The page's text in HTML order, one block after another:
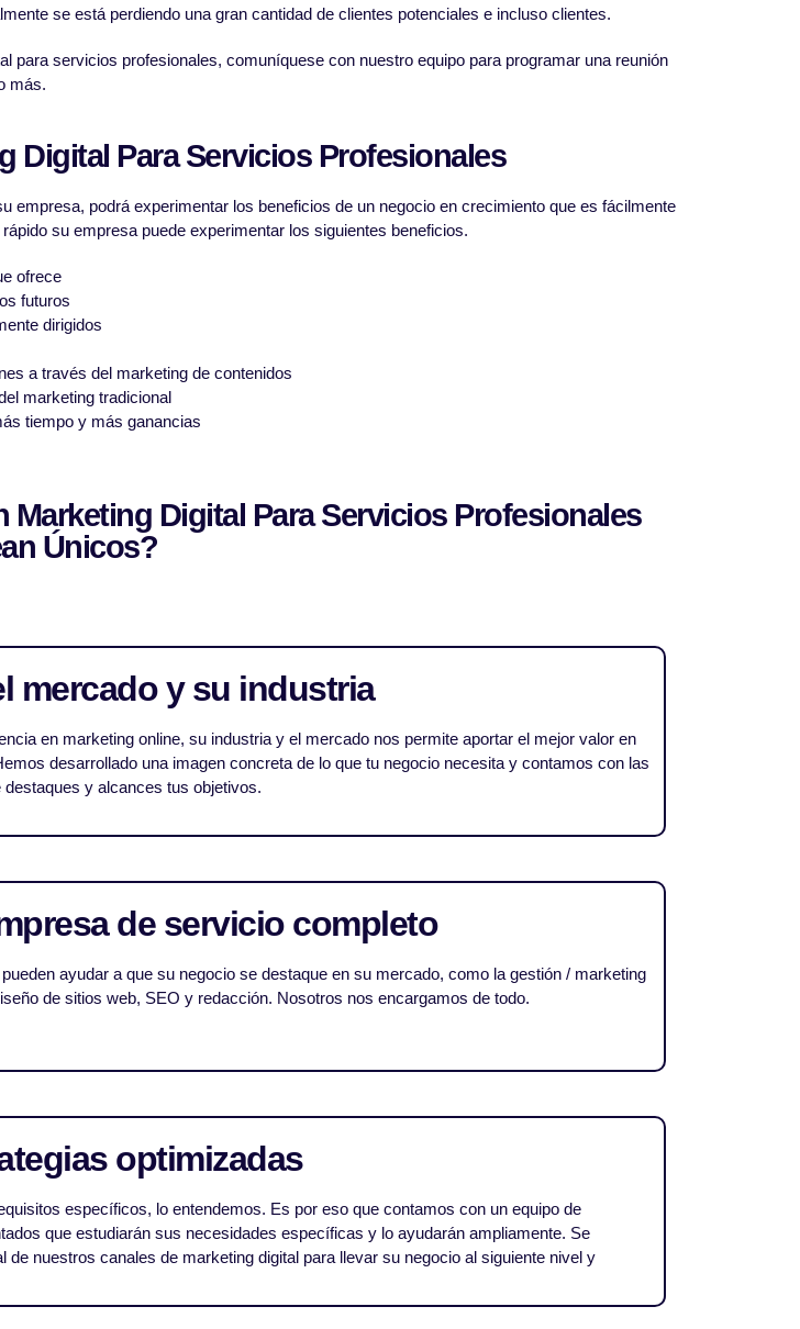
se está perdiendo una gran cantidad de clientes potenciales e incluso clientes.
para servicios profesionales, comuníquese con nuestro equipo para programar una reunión
más.
Digital Para Servicios Profesionales
empresa, podrá experimentar los beneficios de un negocio en crecimiento que es fácilmente
su empresa puede experimentar los siguientes beneficios.
ofrece
futuros
dirigidos
a través del marketing de contenidos
marketing tradicional
tiempo y más ganancias
Digital Para Servicios Profesionales
Únicos?
mercado y su industria
en marketing online, su industria y el mercado nos permite aportar el mejor valor en
desarrollado una imagen concreta de lo que tu negocio necesita y contamos con las
y alcances tus objetivos.
de servicio completo
ayudar a que su negocio se destaque en su mercado, como la gestión / marketing
de sitios web, SEO y redacción. Nosotros nos encargamos de todo.
optimizadas
específicos, lo entendemos. Es por eso que contamos con un equipo de
que estudiarán sus necesidades específicas y lo ayudarán ampliamente. Se
de nuestros canales de marketing digital para llevar su negocio al siguiente nivel y